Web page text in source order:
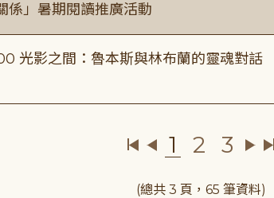
係」暑期閱讀推廣活動
光影之間：魯本斯與林布蘭的靈魂對話
1 2 3
(總共 3 頁，65 筆資料)